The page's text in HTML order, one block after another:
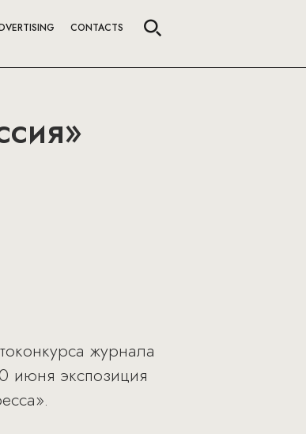
CONTACTS
журнала
июня экспозиция